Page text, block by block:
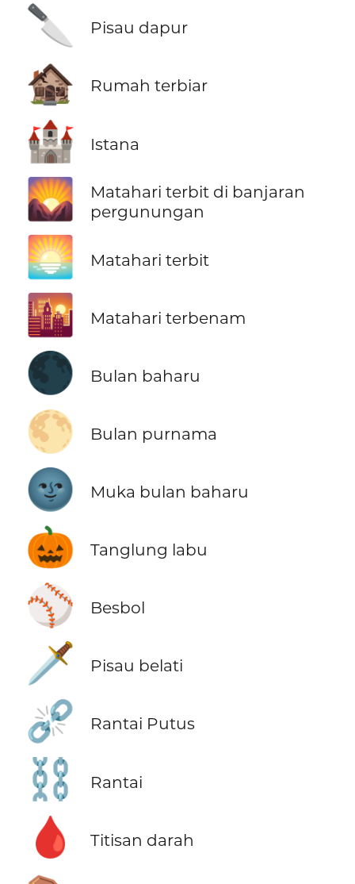
🔪 Pisau dapur
🏚️ Rumah terbiar
🏰 Istana
🌄
Matahari terbit di banjaran
pergunungan
🌅 Matahari terbit
🌇 Matahari terbenam
🌑 Bulan baharu
🌕 Bulan purnama
🌚 Muka bulan baharu
🎃 Tanglung labu
⚾ Besbol
🗡️ Pisau belati
⛓️‍💥 Rantai Putus
⛓️ Rantai
🩸 Titisan darah